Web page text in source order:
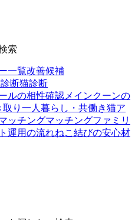
索
一覧改善候補
断猫診断
ルの相性確認メインクーンの
り 一人暮らし・共働き猫ア
ッチングマッチングファミリ
運用の流れねこ結びの安心材